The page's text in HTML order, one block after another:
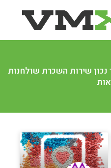
נכון שירות השכרת שולחנות